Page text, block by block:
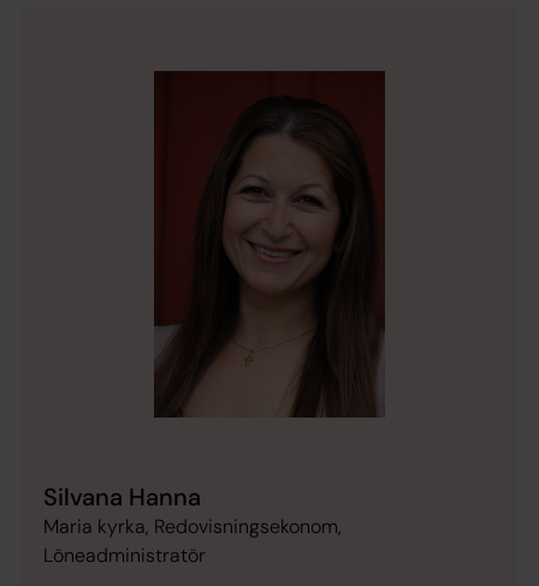
Silvana Hanna
Maria kyrka, Redovisningsekonom,
Löneadministratör